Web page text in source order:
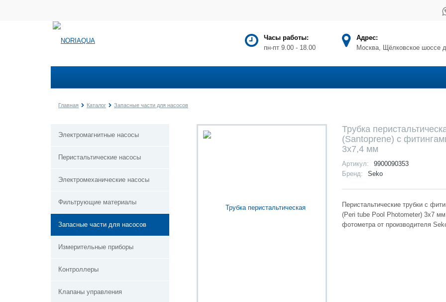
Часы работы:
пн-пт 9.00 - 18.00
Адрес:
Москва, Щёлковское шоссе
Главная Каталог Запасные части для насосов
Электромагнитные насосы
Перистальтические насосы
Электромеханические насосы
Фильтрующие материалы
Запасные части для насосов
Измерительные приборы
Контроллеры
Клапаны управления
Трубка
(Santoprene) с
3х7,4 мм
Артикул:
9900090353
Бренд:
Seko
Перистальтические трубки с
(Peri tube Pool Photometer) 3x7
фотометра от производителя